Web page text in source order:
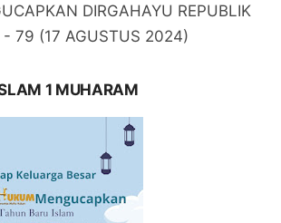
DIRGAHAYU REPUBLIK
- 79 (17 AGUSTUS 2024)
1 MUHARAM